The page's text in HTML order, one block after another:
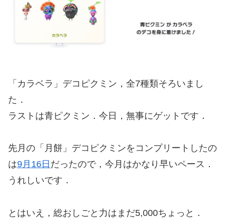
「カラベラ」デコピクミン，全7種類そろいまし
た．
ラストは青ピクミン．今日，無事にゲットです．
先月の「月餅」デコピクミンをコンプリートしたの
は9月16日 だったので，今月はかなり早いペース．
うれしいです．
とはいえ，総おしごと力はまだ5,000ちょっと．